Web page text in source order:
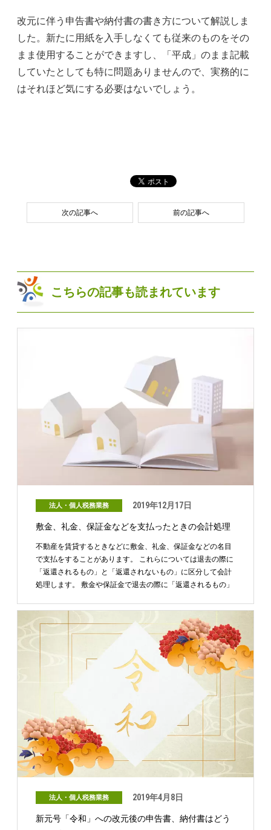
改元に伴う申告書や納付書の書き方について解説しま
した。新たに用紙を入手しなくても従来のものをその
まま使用することができますし、「平成」のまま記載
していたとしても特に問題ありませんので、実務的に
はそれほど気にする必要はないでしょう。
次の記事へ 前の記事へ
こちらの記事も読まれています
法人・個人税務業務 2019年12月17日
敷金、礼金、保証金などを支払ったときの会計処理
不動産を賃貸するときなどに敷金、礼金、保証金などの名目
で支払をすることがあります。 これらについては退去の際に
「返還されるもの」と「返還されないもの」に区分して会計
処理します。 敷金や保証金で退去の際に「返還されるもの」
法人・個人税務業務 2019年4月8日
新元号「令和」への改元後の申告書、納付書はどう